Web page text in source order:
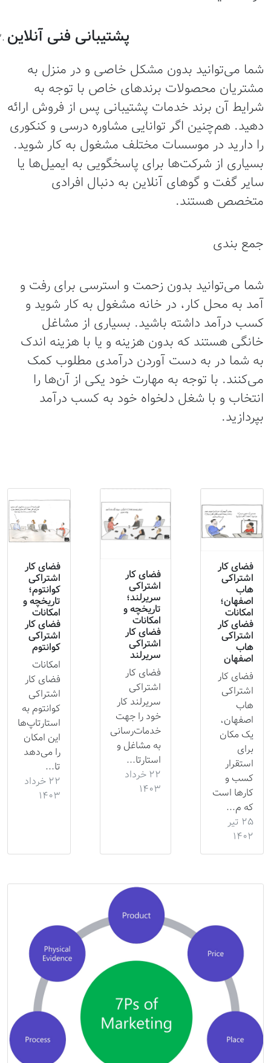
پشتیبانی فنی آنلاین
می‌توانید بدون مشکل خاصی و در منزل به
محصولات برندهای خاص با توجه به
آن برند خدمات پشتیبانی پس از فروش ارائه
هم‌چنین اگر توانایی مشاوره درسی و کنکوری
دارید در موسسات مختلف مشغول به کار شوید.
از شرکت‌ها برای پاسخگویی به ایمیل‌ها یا
گفت و گوهای آنلاین به دنبال افرادی
هستند.
بندی
می‌توانید بدون زحمت و استرسی برای رفت و
به محل کار، در خانه مشغول به کار شوید و
درآمد داشته باشید. بسیاری از مشاغل
هستند که بدون هزینه و یا با هزینه اندک
شما در به دست آوردن درآمدی مطلوب کمک
با توجه به مهارت خود یکی از آن‌ها را
و با شغل دلخواه خود به کسب درآمد
فضای کار
اشتراکی
هاب
اصفهان؛
امکانات
فضای کار
اشتراکی
هاب
اصفهان
فضای کار
اشتراکی
هاب
اصفهان،
یک مکان
برای
استقرار
کسب و
کارها است
که م...
۲۵ تیر
۱۴۰۲
فضای کار
اشتراکی
سریرلند؛
تاریخچه و
امکانات
فضای کار
اشتراکی
سریرلند
فضای کار
اشتراکی
سریرلند کار
خود را جهت
خدمات‌رسانی
به مشاغل و
استارتا...
۲۲ خرداد
۱۴۰۳
فضای کار
اشتراکی
کوانتوم؛
تاریخچه و
امکانات
فضای کار
اشتراکی
کوانتوم
امکانات
فضای کار
اشتراکی
کوانتوم به
استارتاپ‌ها
این امکان
را می‌دهد
تا...
۲۲ خرداد
۱۴۰۳